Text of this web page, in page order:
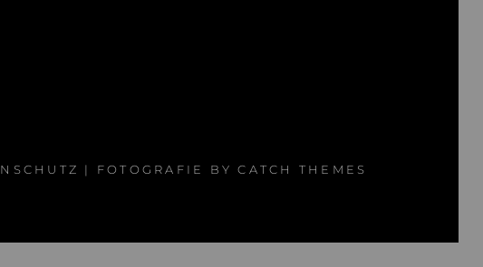
| FOTOGRAFIE BYCATCH THEMES